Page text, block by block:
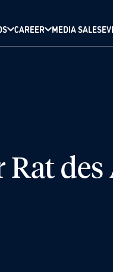
CAREER MEDIA SALES